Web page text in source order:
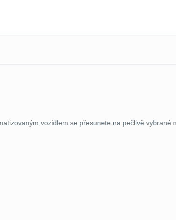
vozidlem se přesunete na pečlivě vybrané